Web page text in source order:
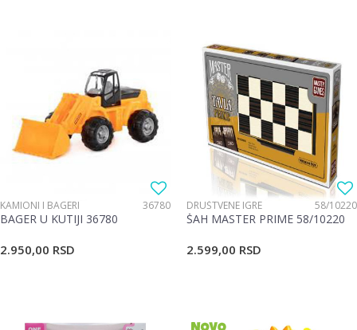
KAMIONI I BAGERI 36780
BAGER U KUTIJI 36780
2.950,00 RSD
DRUŠTVENE IGRE 58/10220
ŠAH MASTER PRIME 58/10220
2.599,00 RSD